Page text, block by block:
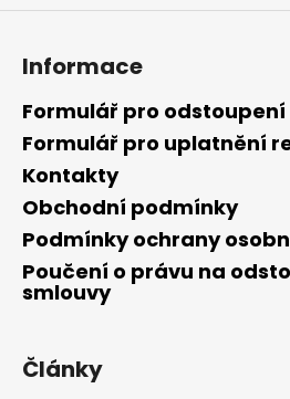
n
a
j
í
t
?
HLEDAT
D
Informace
Formulář pro
Formulář pro uplatnění
Kontakty
Obchodní podmínky
Podmínky ochrany
Poučení o právu na
smlouvy
Články